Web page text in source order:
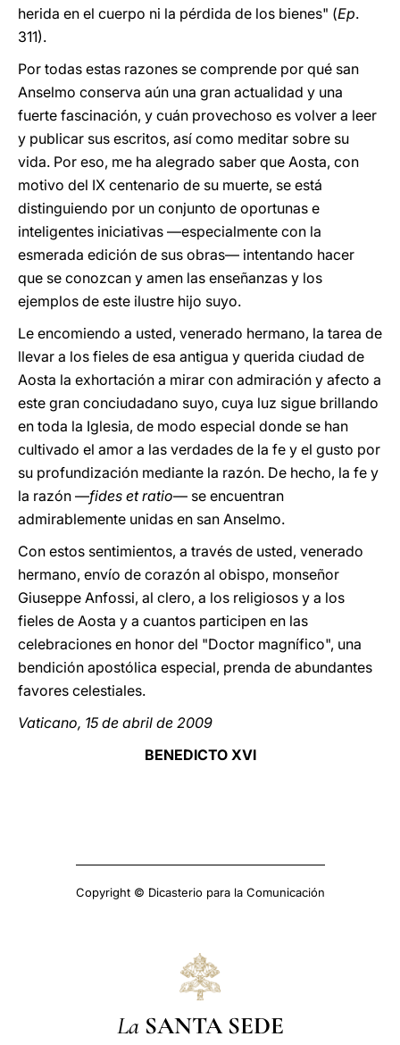
herida en el cuerpo ni la pérdida de los bienes" (Ep.
311).
Por todas estas razones se comprende por qué san
Anselmo conserva aún una gran actualidad y una
fuerte fascinación, y cuán provechoso es volver a leer
y publicar sus escritos, así como meditar sobre su
vida. Por eso, me ha alegrado saber que Aosta, con
motivo del IX centenario de su muerte, se está
distinguiendo por un conjunto de oportunas e
inteligentes iniciativas —especialmente con la
esmerada edición de sus obras— intentando hacer
que se conozcan y amen las enseñanzas y los
ejemplos de este ilustre hijo suyo.
Le encomiendo a usted, venerado hermano, la tarea de
llevar a los fieles de esa antigua y querida ciudad de
Aosta la exhortación a mirar con admiración y afecto a
este gran conciudadano suyo, cuya luz sigue brillando
en toda la Iglesia, de modo especial donde se han
cultivado el amor a las verdades de la fe y el gusto por
su profundización mediante la razón. De hecho, la fe y
la razón —fides et ratio— se encuentran
admirablemente unidas en san Anselmo.
Con estos sentimientos, a través de usted, venerado
hermano, envío de corazón al obispo, monseñor
Giuseppe Anfossi, al clero, a los religiosos y a los
fieles de Aosta y a cuantos participen en las
celebraciones en honor del "Doctor magnífico", una
bendición apostólica especial, prenda de abundantes
favores celestiales.
Vaticano, 15 de abril de 2009
BENEDICTO XVI
Copyright © Dicasterio para la Comunicación
La SANTA SEDE